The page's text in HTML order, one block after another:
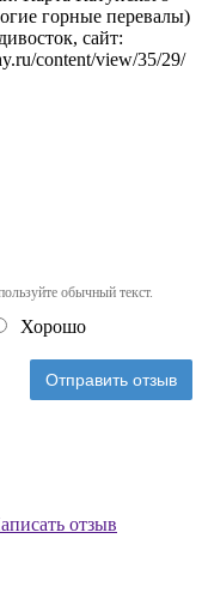
горные перевалы)
сайт:
content/view/35/29/
обычный текст.
Хорошо
Отправить отзыв
отзыв